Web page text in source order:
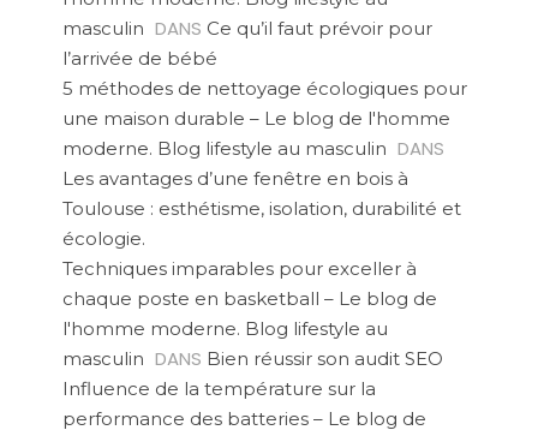
masculin DANS Ce qu’il faut prévoir pour
l’arrivée de bébé
5 méthodes de nettoyage écologiques pour
une maison durable – Le blog de l'homme
moderne. Blog lifestyle au masculin DANS
Les avantages d’une fenêtre en bois à
Toulouse : esthétisme, isolation, durabilité et
écologie.
Techniques imparables pour exceller à
chaque poste en basketball – Le blog de
l'homme moderne. Blog lifestyle au
masculin DANS Bien réussir son audit SEO
Influence de la température sur la
performance des batteries – Le blog de